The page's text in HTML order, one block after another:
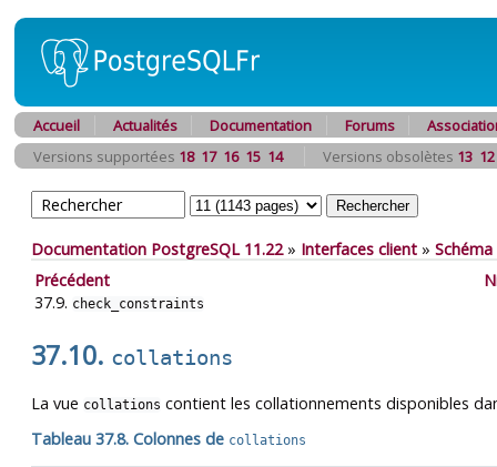
Accueil Actualités Documentation Forums
Versions supportées 18 17 16 15 14 Versions obsolètes 13 12
Documentation PostgreSQL 11.22» Interfaces client »
Précédent
37.9. check_constraints
37.10. collations
La vue collations contient les collationnements disponibles
Tableau 37.8. Colonnes de collations